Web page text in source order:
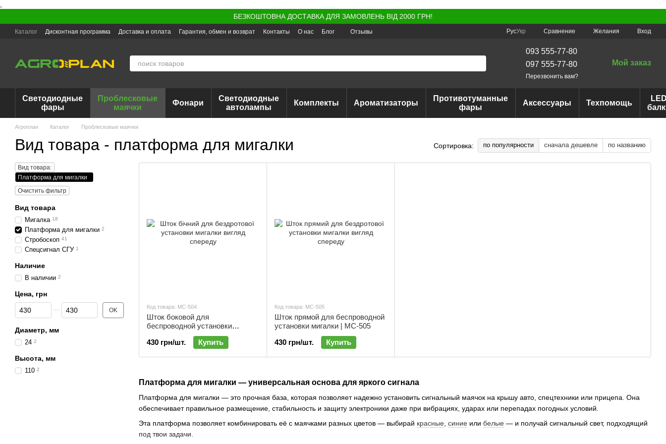
БЕЗКОШТОВНА ДОСТАВКА ДЛЯ ЗАМОВЛЕНЬ ВІД 2000 ГРН!
Каталог Дисконтная программа Доставка и оплата Гарантия, обмен и возврат Контакты О нас Блог Отзывы РусУкр Сравнение Желания Вход
093 555-77-80
097 555-77-80
Перезвонить вам?
Мой заказ
Светодиодные
фары
Проблесковые
маячки
Фонари
Светодиодные
автолампы
Комплекты Ароматизаторы
Противотуманные
фары
Аксессуары Техпомощь
Агроплан Каталог Проблесковые маячки
Вид товара - платформа для мигалки Сортировка: по популярности сначала дешевле по названию
Платформа для мигалки — универсальная основа для яркого сигнала
Платформа для мигалки — это прочная база, которая позволяет надежно установить сигнальный маячок на крышу авто, спецтехники или прицепа. Она
обеспечивает правильное размещение, стабильность и защиту электроники даже при вибрациях, ударах или перепадах погодных условий.
Эта платформа позволяет комбинировать её с маячками разных цветов — выбирай красные, синие или белые — и получай сигнальный свет, подходящий
под твои задачи.
Код товара: МС-504
Шток боковой для
беспроводной установки
мигалки | МС-504
430 грн/шт.
Купить
Код товара: МС-505
Шток прямой для беспроводной
установки мигалки | МС-505
430 грн/шт.
Купить
Вид товара:
Платформа для мигалки
Очистить фильтр
Вид товара
Мигалка 18
Платформа для мигалки 2
Стробоскоп 41
Спецсигнал СГУ 1
Наличие
В наличии 2
Цена, грн
От Цена, грн
До Цена, грн OK
Диаметр, мм
24 2
Высота, мм
110 2